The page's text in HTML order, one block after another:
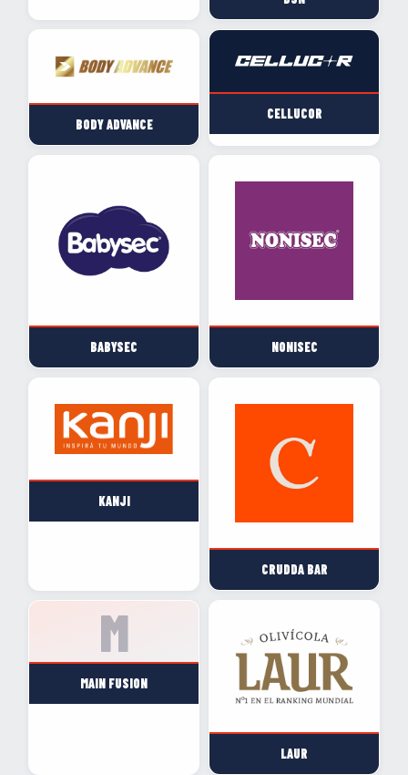
BODY ADVANCE
CELLUCOR
BABYSEC NONISEC
KANJI
CRUDDA BAR
MAIN FUSION
LAUR